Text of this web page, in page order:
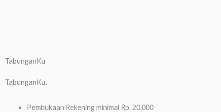
TabunganKu
TabunganKu.
Pembukaan Rekening minimal Rp. 20.000